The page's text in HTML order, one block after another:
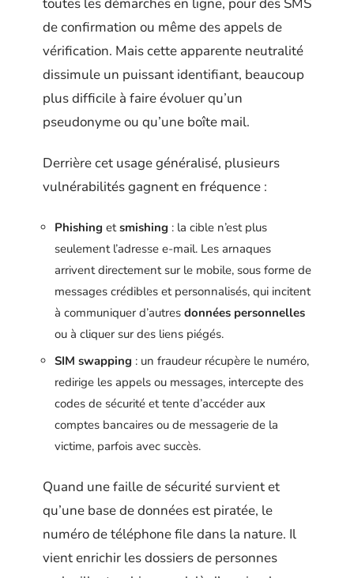
de confirmation ou même des appels de
vérification. Mais cette apparente neutralité
dissimule un puissant identifiant, beaucoup
plus difficile à faire évoluer qu’un
pseudonyme ou qu’une boîte mail.
Derrière cet usage généralisé, plusieurs
vulnérabilités gagnent en fréquence :
Phishing etsmishing : la cible n’est plus
seulement l’adresse e-mail. Les arnaques
arrivent directement sur le mobile, sous forme de
messages crédibles et personnalisés, qui incitent
à communiquer d’autres données personnelles
ou à cliquer sur des liens piégés.
SIM swapping : un fraudeur récupère le numéro,
redirige les appels ou messages, intercepte des
codes de sécurité et tente d’accéder aux
comptes bancaires ou de messagerie de la
victime, parfois avec succès.
Quand une faille de sécurité survient et
qu’une base de données est piratée, le
numéro de téléphone file dans la nature. Il
vient enrichir les dossiers de personnes